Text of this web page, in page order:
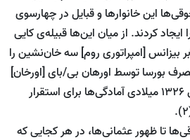
این خانوارها و قبایل در چهارسوی
کردند. از میان این‌ها قبیله‌ی کایی
بیزانس [امپراتوری روم] سه خان‌نشین را
بورسا توسط اورهان بی/بای [اورخان]
فرزند عثمان بی/بای در سال 1326 میلادی آمادگی‌ها برای استقرار
تا ظهور عثمانی‌ها، در هر کجایی که